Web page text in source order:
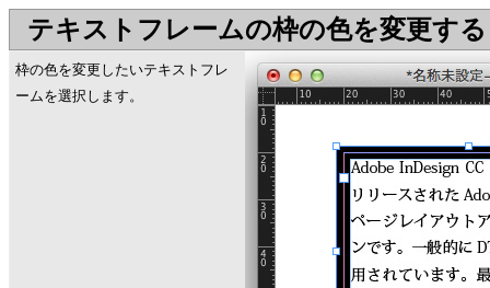
テキストフレームの枠の色を変更する
枠の色を変更したいテキストフレ
ームを選択します。